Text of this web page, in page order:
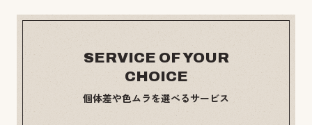
SERVICE OF YOUR
CHOICE
個体差や色ムラを選べるサービス